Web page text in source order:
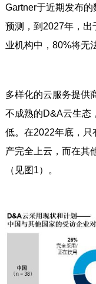
Gartner于近期发布
预测，到2027年，出
业机构中，80%将无
多样化的云服务提供
不成熟的D&A云生态
低。在2022年底，只
产完全上云，而在其
（见图1）。